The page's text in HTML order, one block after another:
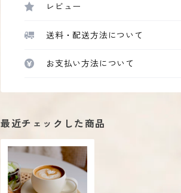
レビュー
送料・配送方法について
お支払い方法について
最近チェックした商品